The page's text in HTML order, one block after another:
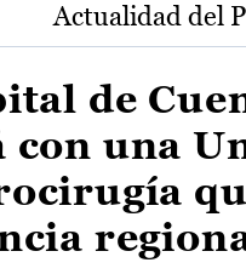
Actualidad del
de
con una